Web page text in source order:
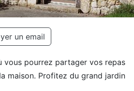
un email
vous pourrez partager vos repas
maison. Profitez du grand jardin